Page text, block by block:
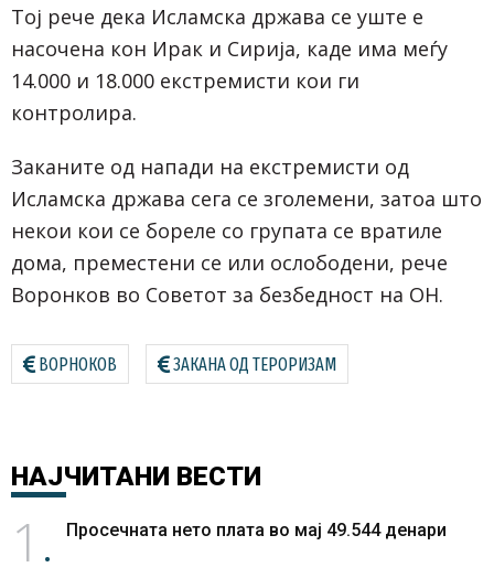
Тој рече дека Исламска држава се уште е
насочена кон Ирак и Сирија, каде има меѓу
14.000 и 18.000 екстремисти кои ги
контролира.
Заканите од напади на екстремисти од
Исламска држава сега се зголемени, затоа што
некои кои се бореле со групата се вратиле
дома, преместени се или ослободени, рече
Воронков во Советот за безбедност на ОН.
ВОРНОКОВ ЗАКАНА ОД ТЕРОРИЗАМ
НАЈЧИТАНИ ВЕСТИ
1 Просечната нето плата во мај 49.544 денари